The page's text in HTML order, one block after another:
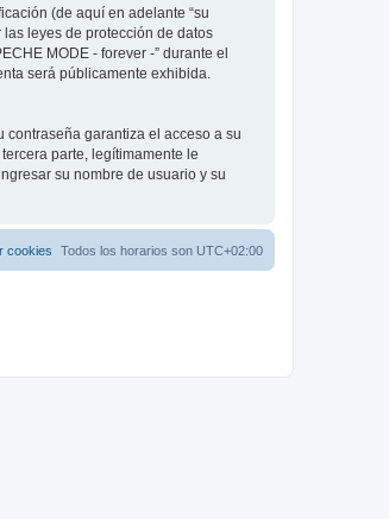
(de aquí en adelante “su
las leyes de protección de datos
MODE - forever -” durante el
será públicamente exhibida.
garantiza el acceso a su
parte, legítimamente le
su nombre de usuario y su
Todos los horarios son UTC+02:00
cookies